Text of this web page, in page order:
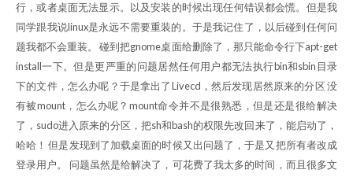
行，或者桌面无法显示。以及安装的时候出现任何错误都会慌。但是我
同学跟我说linux是永远不需要重装的。于是我记住了，以后碰到任何问
题我都不会重装。 碰到把gnome桌面给删除了，那只能命令行下apt-get
install一下。但是更严重的问题居然任何用户都无法执行bin和sbin目录
下的文件，怎么办呢？于是拿出了Livecd，然后发现居然原来的分区 没
有被mount，怎么办呢？mount命令并不是很熟悉，但是还是很给解决
了，sudo进入原来的分区，把sh和bash的权限先改回来了，能启动了，
哈哈！ 但是发现到了加载桌面的时候又出问题了，于是又把所有者改成
登录用户。 问题虽然是给解决了，可花费了我太多的时间，而且很多文